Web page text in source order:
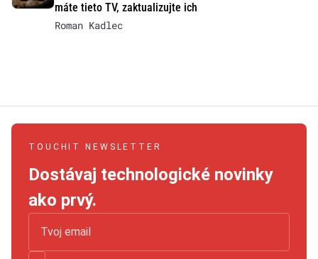
máte tieto TV, zaktualizujte ich
Roman Kadlec
TOUCHIT NEWSLETTER
Dostávaj technologické novinky
ako prvý.